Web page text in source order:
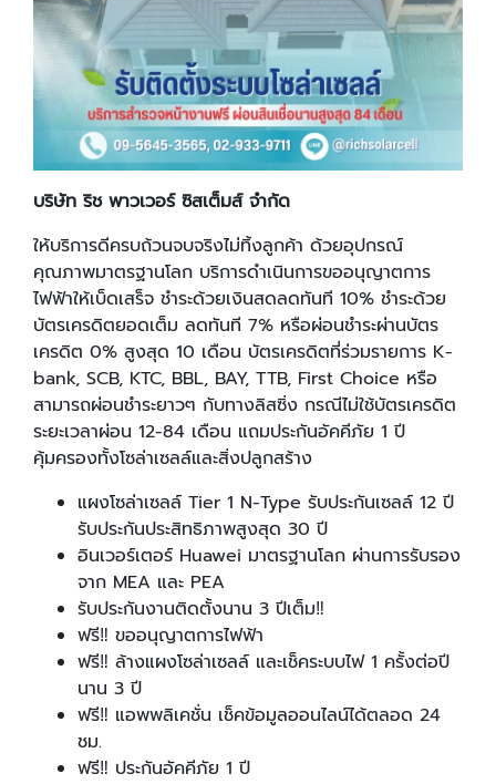
บริษัท ริช พาวเวอร์ ซิสเต็มส์ จำกัด
ให้บริการดีครบถ้วนจบจริงไม่ทิ้งลูกค้า ด้วยอุปกรณ์
คุณภาพมาตรฐานโลก บริการดำเนินการขออนุญาตการ
ไฟฟ้าให้เบ็ดเสร็จ ชำระด้วยเงินสดลดทันที 10% ชำระด้วย
บัตรเครดิตยอดเต็ม ลดทันที 7% หรือผ่อนชำระผ่านบัตร
เครดิต 0% สูงสุด 10 เดือน บัตรเครดิตที่ร่วมรายการ K-
bank, SCB, KTC, BBL, BAY, TTB, First Choice หรือ
สามารถผ่อนชำระยาวๆ กับทางลิสซิ่ง กรณีไม่ใช้บัตรเครดิต
ระยะเวลาผ่อน 12-84 เดือน แถมประกันอัคคีภัย 1 ปี
คุ้มครองทั้งโซล่าเซลล์และสิ่งปลูกสร้าง
แผงโซล่าเซลล์ Tier 1 N-Type รับประกันเซลล์ 12 ปี
รับประกันประสิทธิภาพสูงสุด 30 ปี
อินเวอร์เตอร์ Huawei มาตรฐานโลก ผ่านการรับรอง
จาก MEA และ PEA
รับประกันงานติดตั้งนาน 3 ปีเต็ม‼️
ฟรี‼️ ขออนุญาตการไฟฟ้า
ฟรี‼️ ล้างแผงโซล่าเซลล์ และเช็คระบบไฟ 1 ครั้งต่อปี
นาน 3 ปี
ฟรี‼️ แอพพลิเคชั่น เช็คข้อมูลออนไลน์ได้ตลอด 24
ชม.
ฟรี‼️ ประกันอัคคีภัย 1 ปี